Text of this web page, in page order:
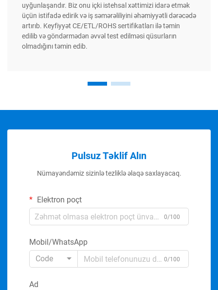
uyğunlaşandır. Biz onu içki istehsal xəttimizi idarə etmək
üçün istifadə edirik və iş səmərəliliyini əhəmiyyətli dərəcədə
artırıb. Keyfiyyət CE/ETL/ROHS sertifikatları ilə təmin
edilib və göndərmədən əvvəl test edilməsi qüsurların
olmadığını təmin edib.
Pulsuz Təklif Alın
Nümayəndəmiz sizinlə tezliklə əlaqə saxlayacaq.
Elektron poçt
0/100
Mobil/WhatsApp
Code
0/100
Ad